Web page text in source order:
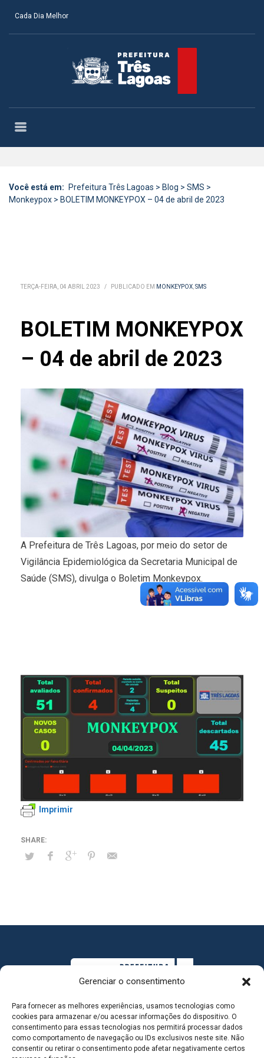
Gerenciar o consentimento
Para fornecer as melhores experiências, usamos tecnologias como
cookies para armazenar e/ou acessar informações do dispositivo. O
consentimento para essas tecnologias nos permitirá processar dados
como comportamento de navegação ou IDs exclusivos neste site. Não
consentir ou retirar o consentimento pode afetar negativamente certos
Cada Dia Melhor
Você está em: Prefeitura Três Lagoas > Blog > SMS >
Monkeypox > BOLETIM MONKEYPOX – 04 de abril de 2023
TERÇA-FEIRA, 04 ABRIL 2023 / PUBLICADO EM MONKEYPOX,SMS
BOLETIM MONKEYPOX
– 04 de abril de 2023
A Prefeitura de Três Lagoas, por meio do setor de
Vigilância Epidemiológica da Secretaria Municipal de
Saúde (SMS), divulga o Boletim Monkeypox.
Imprimir
MAPA DO SITE